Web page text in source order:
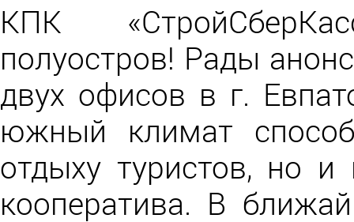
КПК
полуостров! Рады
двух офисов в г.
южный климат
отдыху туристов, но и
кооператива. В